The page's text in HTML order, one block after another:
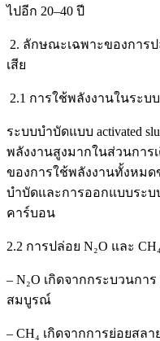
ไปอีก 20–40 ปี
2. ลักษณะเฉพาะของการ
เสีย
2.1 การใช้พลังงานในระบ
ระบบบำบัดแบบ activated
พลังงานสูงมากในส่วนการ
ของการใช้พลังงานทั้งหมด
บำบัดและการออกแบบระบ
คาร์บอน
2.2 การปล่อย N₂O และ
– N₂O เกิดจากกระบวนการ
สมบูรณ์
– CH₄ เกิดจากการย่อยสล